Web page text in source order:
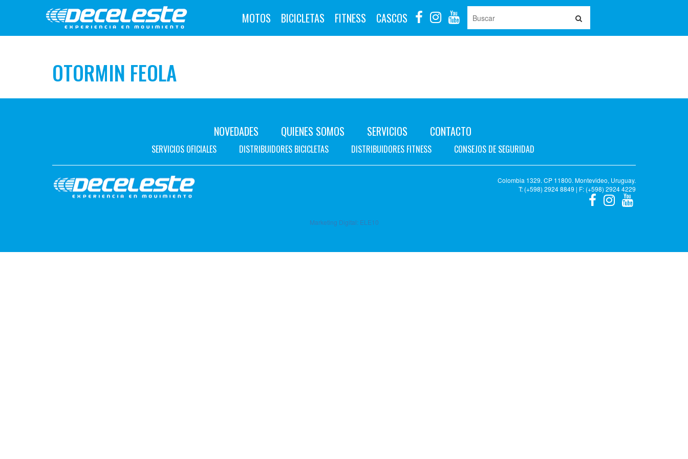
MOTOS BICICLETAS FITNESS CASCOS
OTORMIN FEOLA
NOVEDADES QUIENES SOMOS SERVICIOS CONTACTO
SERVICIOS OFICIALES DISTRIBUIDORES BICICLETAS DISTRIBUIDORES FITNESS CONSEJOS DE SEGURIDAD
Colombia 1329. CP 11800. Montevideo, Uruguay.
T: (+598) 2924 8849 | F: (+598) 2924 4229
Marketing Digital: ELE10